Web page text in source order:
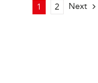
1 2 Next